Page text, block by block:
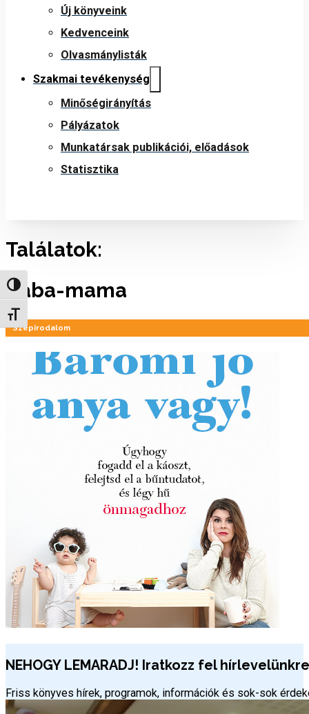
Nagy kontraszt váltása
Betűméret váltása
Új könyveink
Kedvenceink
Olvasmánylisták
Szakmai tevékenység
Minőségirányítás
Pályázatok
Munkatársak publikációi, előadások
Statisztika
Találatok:
Baba-mama
Szépirodalom
NEHOGY LEMARADJ! Iratkozz fel
Friss könyves hírek, programok, információk és sok-sok